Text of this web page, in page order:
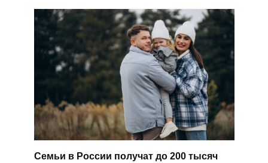
Семьи в России получат до 200 тысяч